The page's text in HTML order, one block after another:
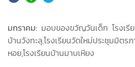
มกราคม: มอบของขวัญวันเด็ก โรงเรีย
บ้านวังทะลุ,โรงเรียนวัดใหม่ประชุมมิตร
หอย,โรงเรียนบ้านมาบเหียง